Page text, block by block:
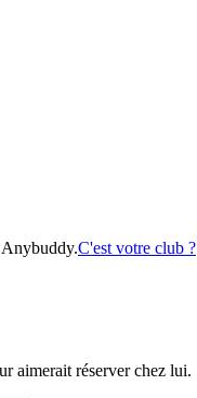
Anybuddy.C'est votre club ?
aimerait réserver chez lui.